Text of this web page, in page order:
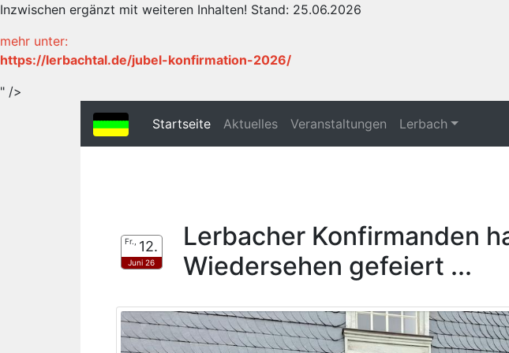
Inzwischen ergänzt mit weiteren Inhalten! Stand: 25.06.2026
mehr unter:
https://lerbachtal.de/jubel-konfirmation-2026/
" />
Startseite(current)
Aktuelles Veranstaltungen Lerbach
Fr., 12.
Juni 26
Lerbacher Konfirmanden
Wiedersehen gefeiert ...